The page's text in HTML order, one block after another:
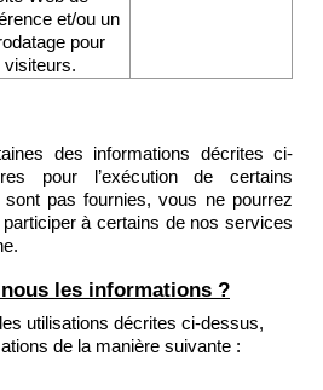
et/ou un
pour
visiteurs.
des informations décrites ci-
pour l’exécution de certains
pas fournies, vous ne pourrez
à certains de nos services
les informations ?
utilisations décrites ci-dessus,
de la manière suivante :